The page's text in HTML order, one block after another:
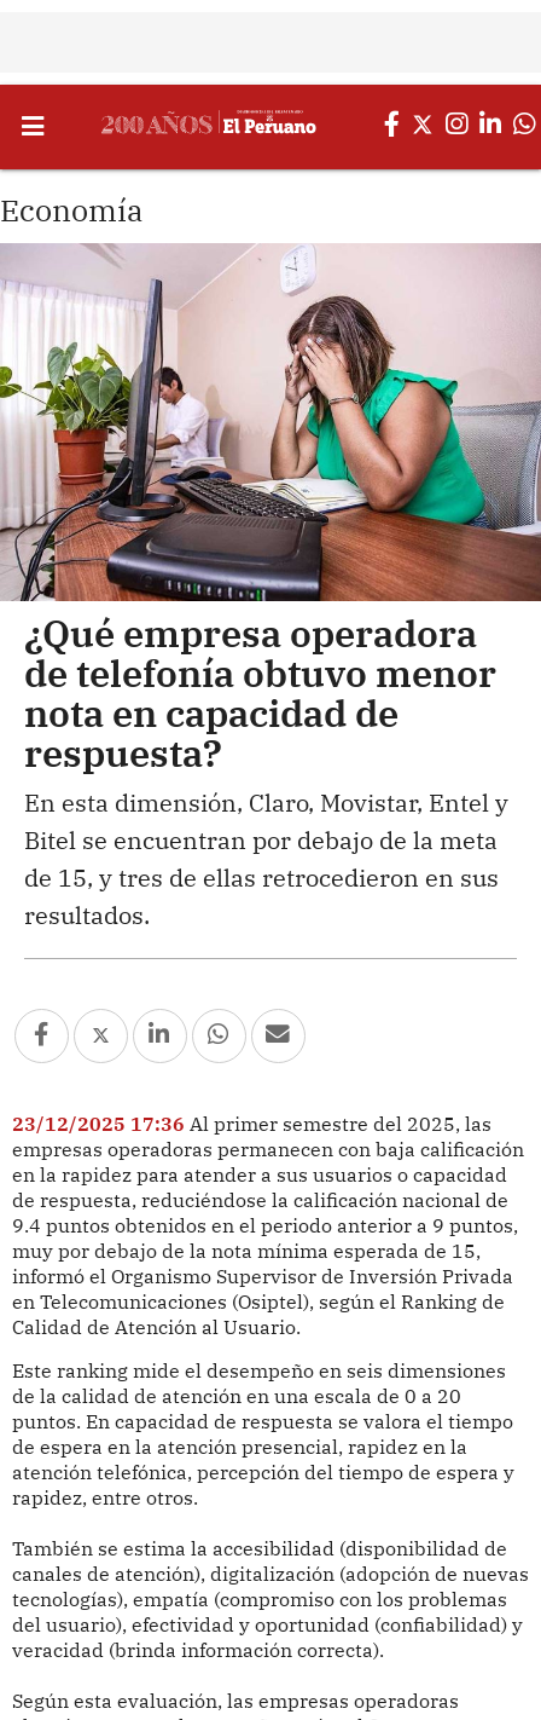
Economía
¿Qué empresa operadora
de telefonía obtuvo menor
nota en capacidad de
respuesta?
En esta dimensión, Claro, Movistar, Entel y
Bitel se encuentran por debajo de la meta
de 15, y tres de ellas retrocedieron en sus
resultados.
23/12/2025 17:36 Al primer semestre del 2025, las
empresas operadoras permanecen con baja calificación
en la rapidez para atender a sus usuarios o capacidad
de respuesta, reduciéndose la calificación nacional de
9.4 puntos obtenidos en el periodo anterior a 9 puntos,
muy por debajo de la nota mínima esperada de 15,
informó el Organismo Supervisor de Inversión Privada
en Telecomunicaciones (Osiptel), según el Ranking de
Calidad de Atención al Usuario.
Este ranking mide el desempeño en seis dimensiones
de la calidad de atención en una escala de 0 a 20
puntos. En capacidad de respuesta se valora el tiempo
de espera en la atención presencial, rapidez en la
atención telefónica, percepción del tiempo de espera y
rapidez, entre otros.
También se estima la accesibilidad (disponibilidad de
canales de atención), digitalización (adopción de nuevas
tecnologías), empatía (compromiso con los problemas
del usuario), efectividad y oportunidad (confiabilidad) y
veracidad (brinda información correcta).
Según esta evaluación, las empresas operadoras